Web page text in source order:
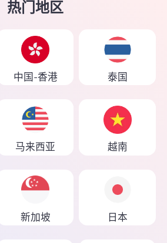
热门地区
中国-香港 泰国
马来西亚 越南
新加坡 日本